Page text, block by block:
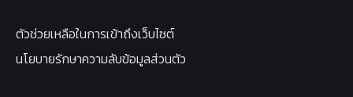
ตัวช่วยเหลือในการเข้าถึงเว็บไซต์
นโยบายรักษาความลับข้อมูลส่วนตัว